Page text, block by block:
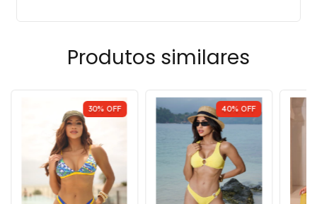
Produtos similares
30% OFF 40% OFF